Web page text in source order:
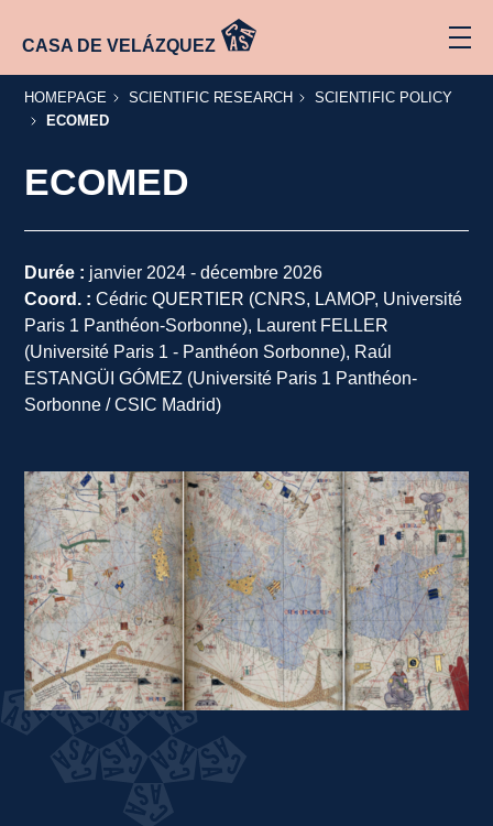
CASA DE VELÁZQUEZ
HOMEPAGE
HOMEPAGE
SCIENTIFIC
SCIENTIFIC RESEARCH
SCIENTIFIC
SCIENTIFIC POLICY
ECOMED
ECOMED
Durée : janvier 2024 - décembre 2026
Coord. : Cédric QUERTIER (CNRS, LAMOP, Université
Paris 1 Panthéon-Sorbonne), Laurent FELLER
(Université Paris 1 - Panthéon Sorbonne), Raúl
ESTANGÜI GÓMEZ (Université Paris 1 Panthéon-
Sorbonne / CSIC Madrid)